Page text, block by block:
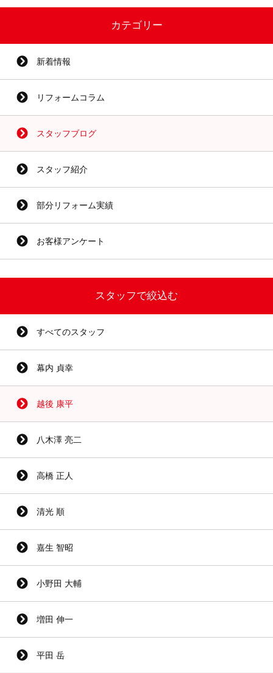
カテゴリー
新着情報
リフォームコラム
スタッフブログ
スタッフ紹介
部分リフォーム実績
お客様アンケート
スタッフで絞込む
すべてのスタッフ
幕内 貞幸
越後 康平
八木澤 亮二
高橋 正人
清光 順
嘉生 智昭
小野田 大輔
増田 伸一
平田 岳